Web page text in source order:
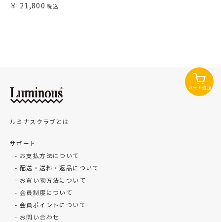
21,800
カート追加
ルミナスクラブとは
サポート
お支払方法について
配送・送料・返品について
お買い物方法について
会員制度について
会員ポイントについて
お問い合わせ